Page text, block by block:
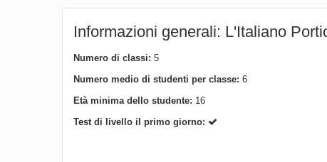
Informazioni generali: L'Italiano
Numero di classi: 5
Numero medio di studenti per classe: 6
Età minima dello studente: 16
Test di livello il primo giorno: